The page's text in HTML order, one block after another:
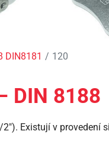
DIN8181 120
DIN 8188
Existují v provedení